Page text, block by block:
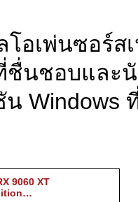
โอเพ่นซอร์
ชื่นชอบและ
Windows
9060 XT